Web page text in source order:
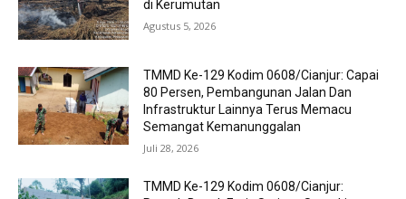
di Kerumutan
Agustus 5, 2026
TMMD Ke-129 Kodim 0608/Cianjur: Capai
80 Persen, Pembangunan Jalan Dan
Infrastruktur Lainnya Terus Memacu
Semangat Kemanunggalan
Juli 28, 2026
TMMD Ke-129 Kodim 0608/Cianjur: